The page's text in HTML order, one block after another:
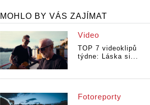
MOHLO BY VÁS ZAJÍMAT
Video
TOP 7 videoklipů
týdne: Láska si...
Fotoreporty